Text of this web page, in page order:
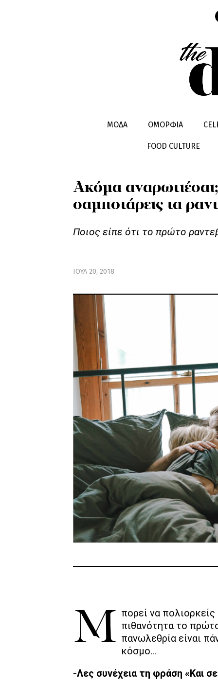
ΜΟΔΑ ΟΜΟΡΦΙΑ
FOOD CULTURE
ΣΕΞ & ΣΧΕΣΕΙΣ
Ακόμα αναρωτιέσαι;
σαμποτάρεις τα
Ποιος είπε ότι το πρώτο
ΙΟΥΛ 20, 2018
Μπορεί να πολιορκείς τον στόχο για αρκετό καιρό αλλά η πιθανότητα το
πανωλεθρία είναι
κόσμο…
-Λες συνέχεια τη φράση «Και